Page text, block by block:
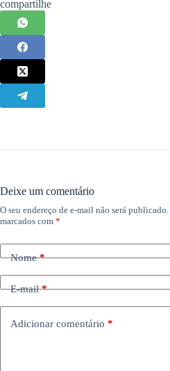
compartilhe
Deixe um comentário
O seu endereço de e-mail não será publicado.
marcados com *
Nome*
E-mail*
Adicionar comentário *